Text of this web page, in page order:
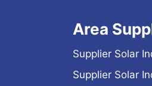
Area
Supplier Solar
Supplier Solar